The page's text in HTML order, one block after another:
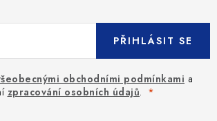
obchodními podmínkami a
zpracování osobních údajů.
PŘIHLÁSIT SE